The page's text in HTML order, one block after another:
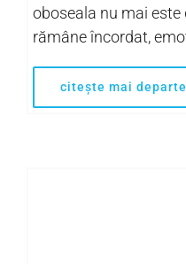
oboseala nu mai este
rămâne încordat,
citește mai departe